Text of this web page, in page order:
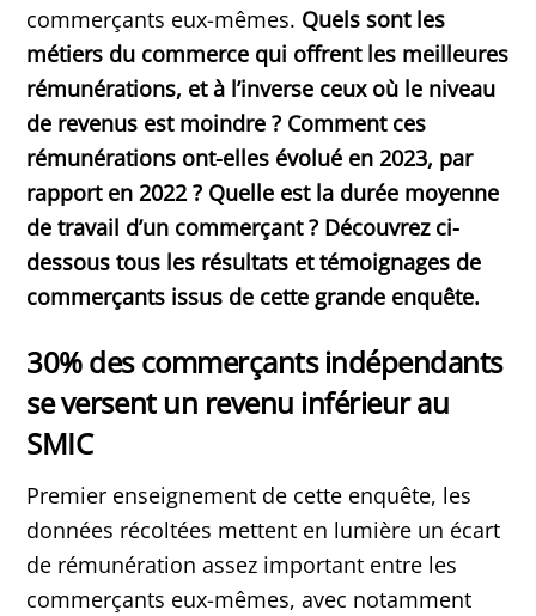
commerçants eux-mêmes. Quels sont les
métiers du commerce qui offrent les meilleures
rémunérations, et à l’inverse ceux où le niveau
de revenus est moindre ? Comment ces
rémunérations ont-elles évolué en 2023, par
rapport en 2022 ? Quelle est la durée moyenne
de travail d’un commerçant ? Découvrez ci-
dessous tous les résultats et témoignages de
commerçants issus de cette grande enquête.
30% des commerçants indépendants
se versent un revenu inférieur au
SMIC
Premier enseignement de cette enquête, les
données récoltées mettent en lumière un écart
de rémunération assez important entre les
commerçants eux-mêmes, avec notamment